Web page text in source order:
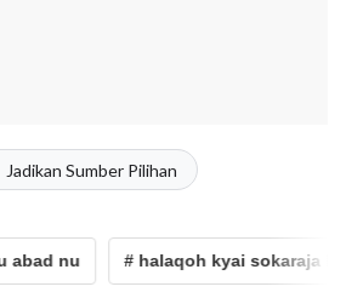
Jadikan Sumber Pilihan
nu # halaqoh kyai sokaraja